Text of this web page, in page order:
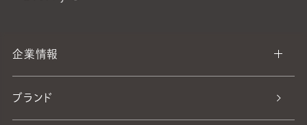
企業情報
ブランド